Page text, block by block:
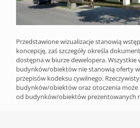
Przedstawione wizualizacje stanowią
koncepcję, zaś szczegóły określa
dostępna w biurze dewelopera. Wszystkie
budynków/obiektów nie stanowią oferty
przepisów kodeksu cywilnego.
budynków/obiektów oraz otoczenia może
od budynków/obiektów prezentowanych